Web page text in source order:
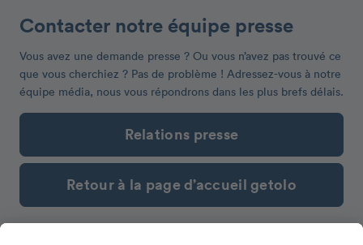
Contacter notre équipe presse
Vous avez une demande presse ? Ou vous n’avez pas trouvé ce
que vous cherchiez ? Pas de problème ! Adressez-vous à notre
équipe média, nous vous répondrons dans les plus brefs délais.
Relations presse
Retour à la page d’accueil getolo